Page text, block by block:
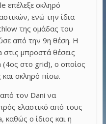
επέλεξε σκληρό
ενώ την ίδια
της ομάδας του
από την 9η θέση. Η
μπροστά θέσεις
στο grid), ο οποίος
σκληρό πίσω.
τον Dani να
ελαστικό από τους
ο ίδιος και η